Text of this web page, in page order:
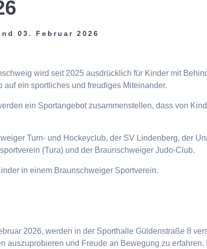
03. Februar 2026
wird seit 2025 ausdrücklich für Kinder mit
ein sportliches und freudiges Miteinander.
ein Sportangebot zusammenstellen, dass von
Turn- und Hockeyclub, der SV Lindenberg, der
(Tura) und der Braunschweiger Judo-Club.
in einem Braunschweiger Sportverein.
2026, werden in der Sporthalle Güldenstraße 8
auszuprobieren und Freude an Bewegung zu